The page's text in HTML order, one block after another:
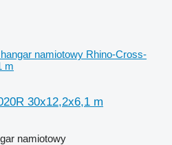
hangar namiotowy Rhino-Cross-
m
30x12,2x6,1 m
namiotowy